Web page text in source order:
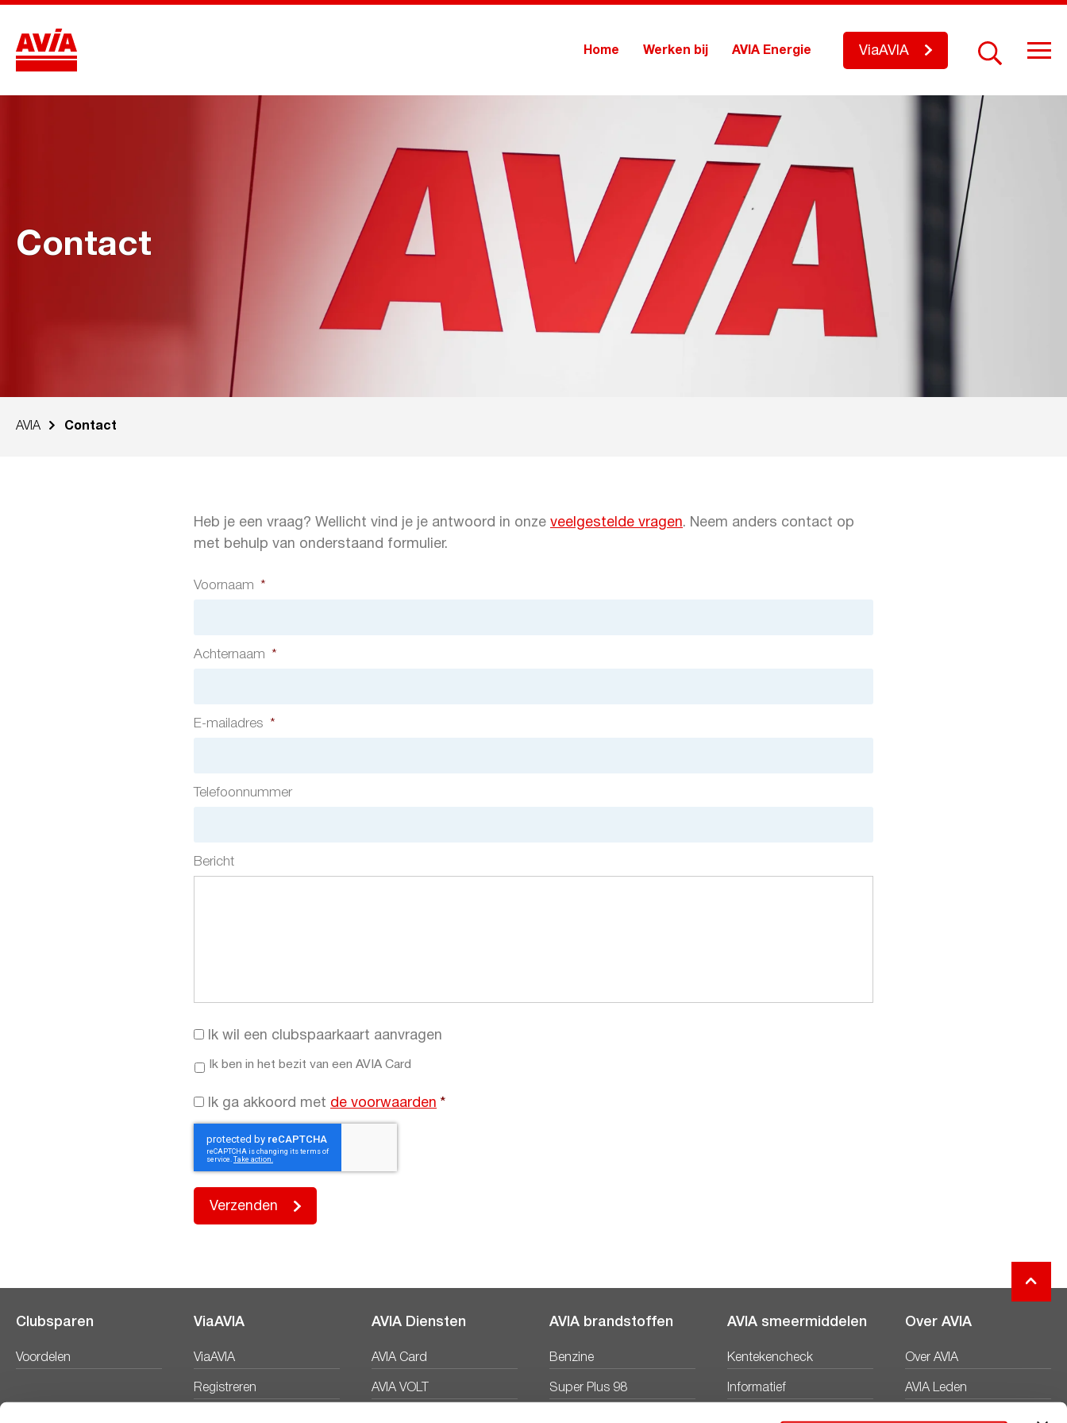
Home Werken bij AVIA Energie ViaAVIA
Contact
AVIA Contact
Heb je een vraag? Wellicht vind je je antwoord in onze veelgestelde vragen. Neem anders contact op
met behulp van onderstaand formulier.
Voornaam *
Achternaam *
E-mailadres *
Telefoonnummer
Bericht
Spaarkaart
aanvragen
Ik wil een clubspaarkaart aanvragen
In
het
van
Card
Ik ben in het bezit van een AVIA Card
Instemming
voorwaarden *
Ik ga akkoord met de voorwaarden *
Verzenden
Clubsparen
Voordelen
ViaAVIA
ViaAVIA
Registreren
AVIA Diensten
AVIA Card
AVIA VOLT
AVIA brandstoffen
Benzine
Super Plus 98
AVIA smeermiddelen
Kentekencheck
Informatief
Productbladen
Over AVIA
Over AVIA
AVIA Leden
Nieuws